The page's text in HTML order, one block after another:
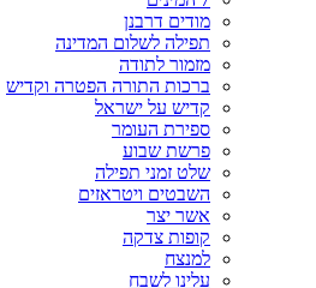
מודים דרבנן
תפילה לשלום המדינה
מזמור לתודה
ברכות התורה הפטרה וקדיש
קדיש על ישראל
ספירת העומר
פרשת שבוע
שלט זמני תפילה
השבטים ויטראזים
אשר יצר
קופות צדקה
למנצח
עלינו לשבח